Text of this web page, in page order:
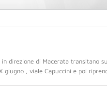
direzione di Macerata transitano
, viale Capuccini e poi